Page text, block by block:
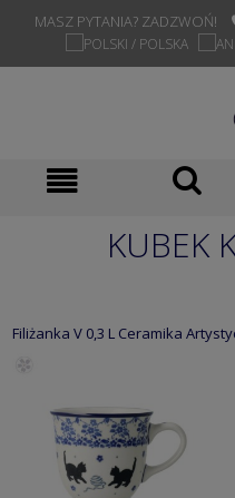
MASZ PYTANIA? ZADZWOŃ!
KUBEK
Filiżanka V 0,3 L Ceramika